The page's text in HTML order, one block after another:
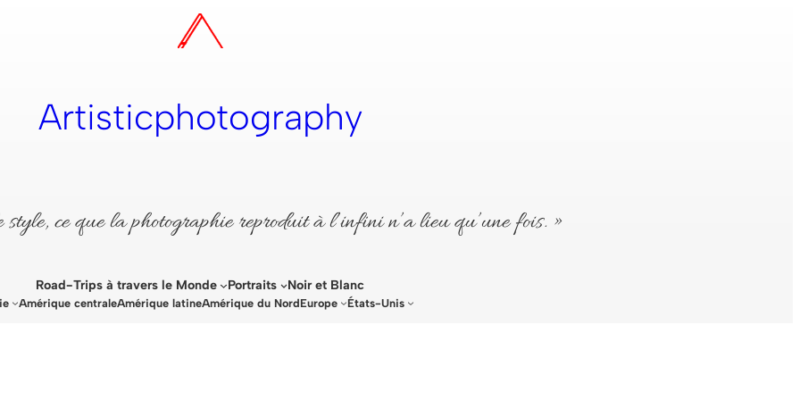
Artisticphotography
ce que la photographie reproduit à l’infini n’a lieu qu’une fois. »
Road-Trips à travers le Monde Portraits Noir et Blanc
Amérique centraleAmérique latineAmérique du NordEurope États-Unis